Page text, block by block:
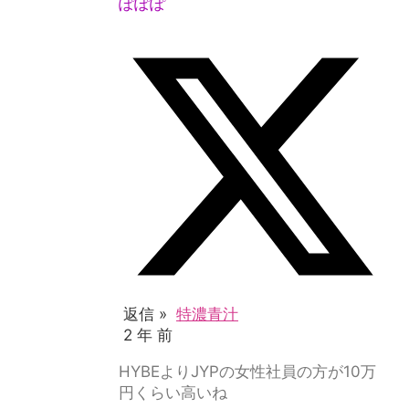
ぽぽぽ
返信 » 特濃青汁
2 年 前
HYBEよりJYPの女性社員の方が10万
円くらい高いね